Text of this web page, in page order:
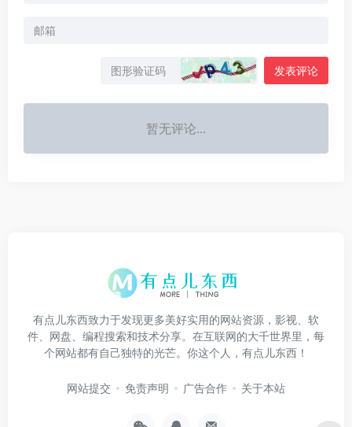
发表评论
暂无评论...
有点儿东西致力于发现更多美好实用的网站资源，影视、软
件、网盘、编程搜索和技术分享。在互联网的大千世界里，每
个网站都有自己独特的光芒。你这个人，有点儿东西！
网站提交 免责声明 广告合作 关于本站